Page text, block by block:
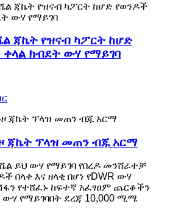
ጃኬት የዝናብ ካፖርት ከሆድ
ቀላል ክብደት ውሃ የማይገባ
ጃኬት ፕላዝ መጠን ብጁ አርማ
ይህ ውሃ የማይገባ የበረዶ መንሸራተቻ
በላቀ እና ዘላቂ በሆነ የDWR ውሃ
የተሸፈኑ ከፍተኛ አፈፃፀም ጨርቆችን
ውሃ የማይገባበት ደረጃ 10,000 ሚሜ